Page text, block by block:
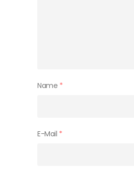
Name *
E-Mail *